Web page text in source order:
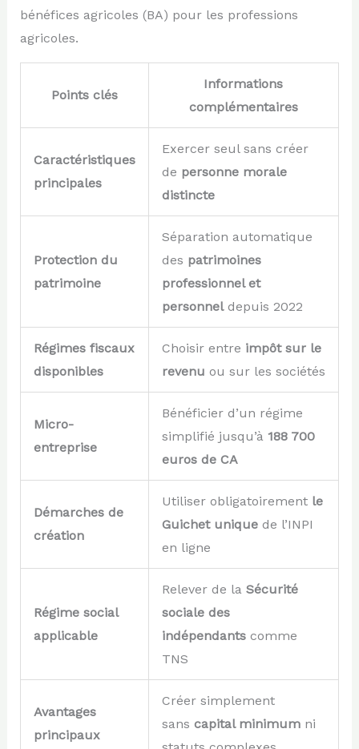
bénéfices agricoles (BA) pour les professions
agricoles.
Points clés
Informations
complémentaires
Caractéristiques
principales
Exercer seul sans créer
de personne morale
distincte
Protection du
patrimoine
Séparation automatique
des patrimoines
professionnel et
personneldepuis 2022
Régimes fiscaux
disponibles
Choisir entre impôt sur le
revenu ou sur les sociétés
Micro-
entreprise
Bénéficier d’un régime
simplifié jusqu’à 188 700
euros de CA
Démarches de
création
Utiliser obligatoirement le
Guichet uniquede l’INPI
en ligne
Régime social
applicable
Relever de la Sécurité
sociale des
indépendantscomme
TNS
Avantages
principaux
Créer simplement
sans capital minimumni